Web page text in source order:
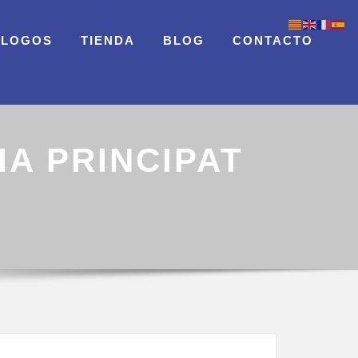
TIENDA BLOG CONTACTO
PRINCIPAT